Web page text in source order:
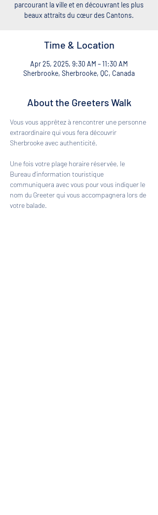
parcourant la ville et en découvrant les plus
beaux attraits du cœur des Cantons.
Time & Location
Apr 25, 2025, 9:30 AM – 11:30 AM
Sherbrooke, Sherbrooke, QC, Canada
About the Greeters Walk
Vous vous apprêtez à rencontrer une personne
extraordinaire qui vous fera découvrir
Sherbrooke avec authenticité.
Une fois votre plage horaire réservée, le
Bureau d'information touristique
communiquera avec vous pour vous indiquer le
nom du Greeter qui vous accompagnera lors de
votre balade.